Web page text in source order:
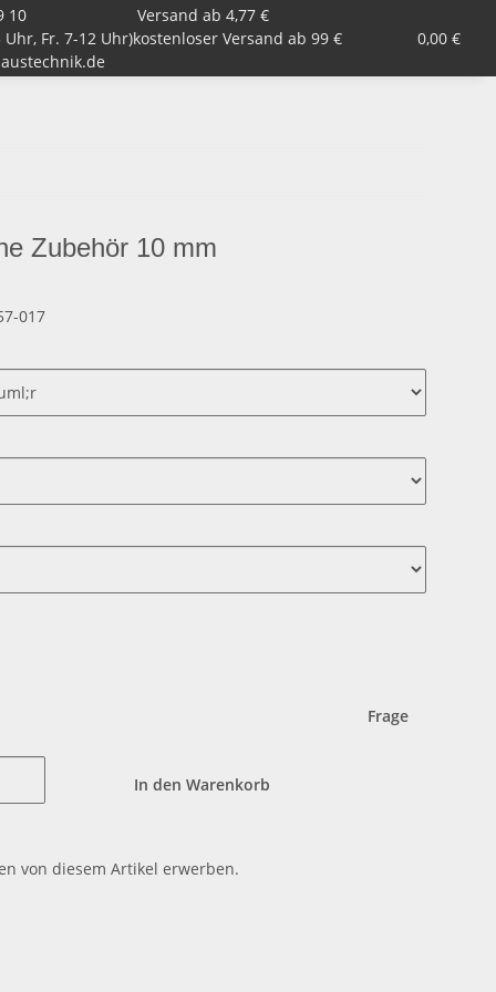
10
Uhr, Fr. 7-12 Uhr)
Versand ab 4,77 €
kostenloser Versand ab 99 €
0,00 €
Armaturen, Kugelhähne, Ventile
Zubehör 10 mm
017
Frage
In den Warenkorb
von diesem Artikel erwerben.